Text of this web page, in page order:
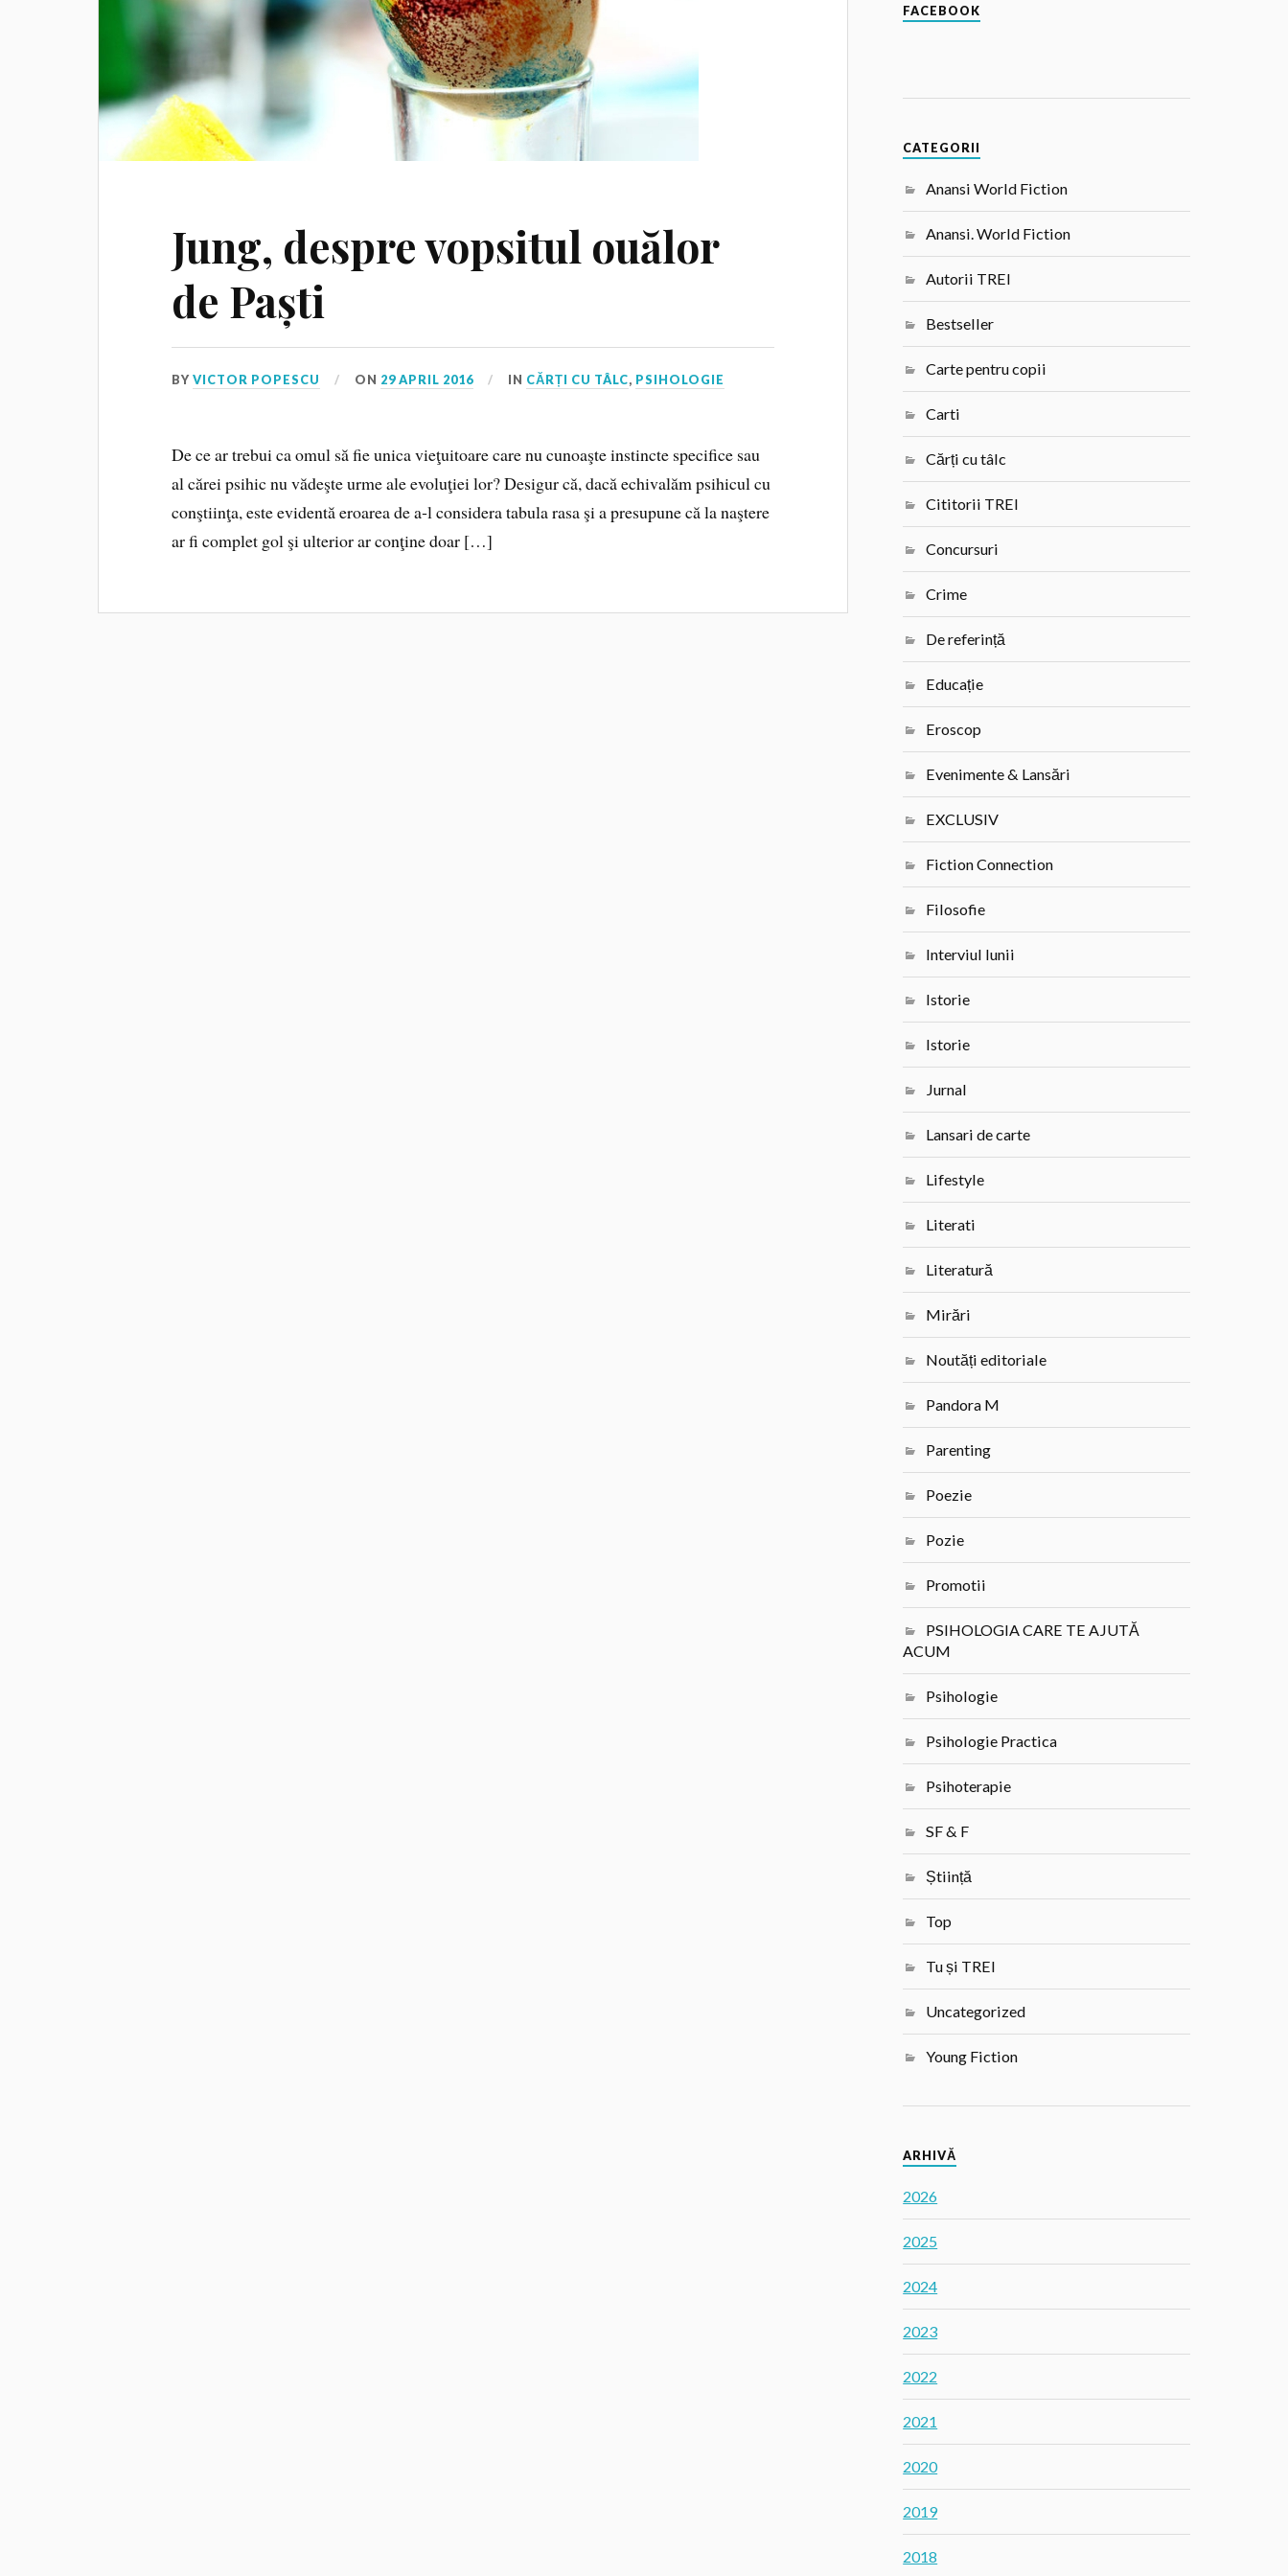
Jung, despre vopsitul ouălor
de Paști
BYVICTOR POPESCU ON 29 APRIL 2016 IN CĂRȚI CU TÂLC, PSIHOLOGIE
De ce ar trebui ca omul să fie unica vieţuitoare care nu cunoaşte instincte specifice sau
al cărei psihic nu vădeşte urme ale evoluţiei lor? Desigur că, dacă echivalăm psihicul cu
conştiinţa, este evidentă eroarea de a‑l considera tabula rasa şi a presupune că la naştere
ar fi complet gol şi ulterior ar conţine doar […]
FACEBOOK
CATEGORII
Anansi World Fiction
Anansi. World Fiction
Autorii TREI
Bestseller
Carte pentru copii
Carti
Cărți cu tâlc
Cititorii TREI
Concursuri
Crime
De referință
Educație
Eroscop
Evenimente & Lansări
EXCLUSIV
Fiction Connection
Filosofie
Interviul lunii
Istorie
Istorie
Jurnal
Lansari de carte
Lifestyle
Literati
Literatură
Mirări
Noutăți editoriale
Pandora M
Parenting
Poezie
Pozie
Promotii
PSIHOLOGIA CARE TE AJUTĂ
ACUM
Psihologie
Psihologie Practica
Psihoterapie
SF & F
Știință
Top
Tu și TREI
Uncategorized
Young Fiction
ARHIVĂ
2026
2025
2024
2023
2022
2021
2020
2019
2018